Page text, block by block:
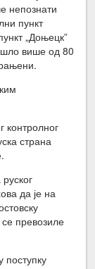
непознати
пункт
„Доњецк”
више од 80
контролног
страна
да је на
превозиле